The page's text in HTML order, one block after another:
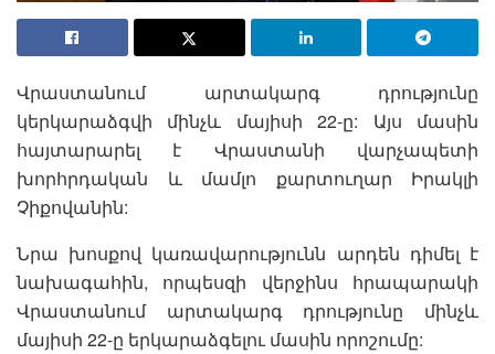
Վրաստանում արտակարգ դրությունը
կերկարաձգվի մինչև մայիսի 22-ը: Այս մասին
հայտարարել է Վրաստանի վարչապետի
խորհրդական և մամլո քարտուղար Իրակլի
Չիքովանին:
Նրա խոսքով կառավարությունն արդեն դիմել է
նախագահին, որպեսզի վերջինս հրապարակի
Վրաստանում արտակարգ դրությունը մինչև
մայիսի 22-ը երկարաձգելու մասին որոշումը: